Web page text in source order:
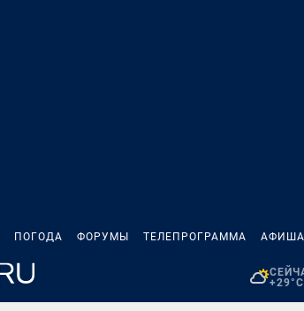
ПОГОДА ФОРУМЫ ТЕЛЕПРОГРАММА АФИША
+29°C